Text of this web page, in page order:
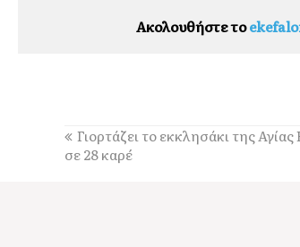
Ακολουθήστε το
Γιορτάζει το εκκλησάκι της
σε 28 καρέ